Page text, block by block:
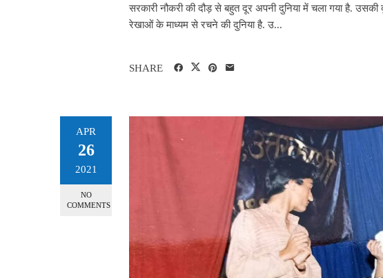
सरकारी नौकरी की दौड़ से बहुत दूर अपनी दुनिया में चला गया है. उसकी
रेखाओं के माध्यम से रचने की दुनिया है. उ...
SHARE
APR
26
2021
NO
COMMENTS